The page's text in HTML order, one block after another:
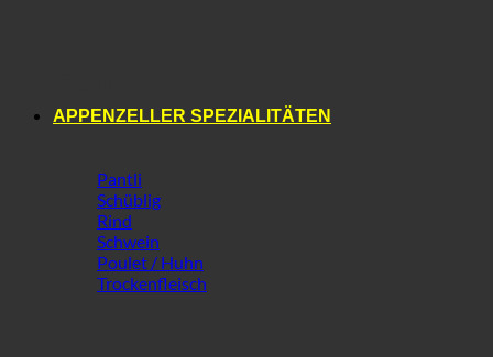
APPENZELLER SPEZIALITÄTEN
Pantli
Schüblig
Rind
Schwein
Poulet / Huhn
Trockenfleisch